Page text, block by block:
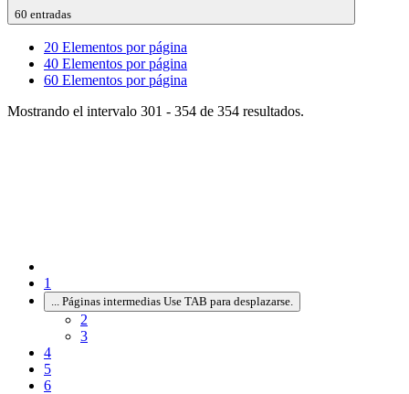
60 entradas
20 Elementos por página
40 Elementos por página
60 Elementos por página
Mostrando el intervalo 301 - 354 de 354 resultados.
1
Páginas intermedias Use TAB para desplazarse.
2
3
4
5
6